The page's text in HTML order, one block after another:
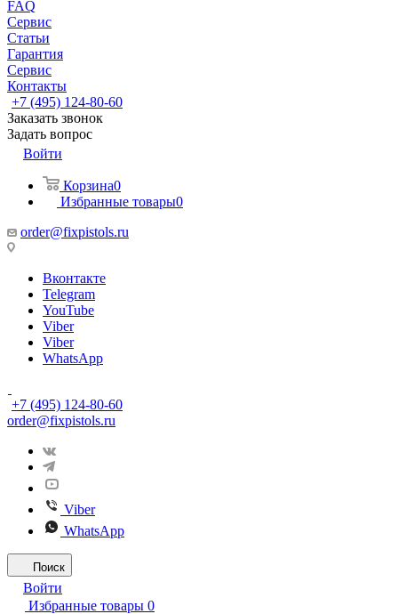
FAQ
Сервис
Статьи
Гарантия
Сервис
Контакты
+7 (495) 124-80-60
Заказать звонок
Задать вопрос
Войти
Корзина0
Избранные товары0
order@fixpistols.ru
Вконтакте
Telegram
YouTube
Viber
Viber
WhatsApp
+7 (495) 124-80-60
order@fixpistols.ru
Viber
WhatsApp
Поиск
Войти
Избранные товары 0